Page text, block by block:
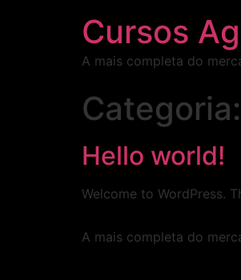
Cursos
A mais completa do
Categoria:
Hello world!
Welcome to WordPress.
A mais completa do